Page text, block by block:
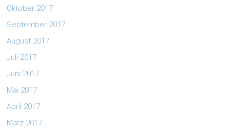
Oktober 2017
September 2017
August 2017
Juli 2017
Juni 2017
Mai 2017
April 2017
März 2017